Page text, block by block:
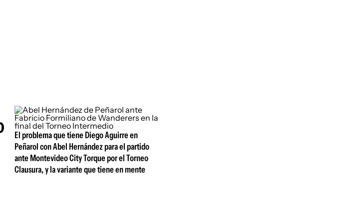
El problema que tiene Diego Aguirre en
Peñarol con Abel Hernández para el partido
ante Montevideo City Torque por el Torneo
Clausura, y la variante que tiene en mente